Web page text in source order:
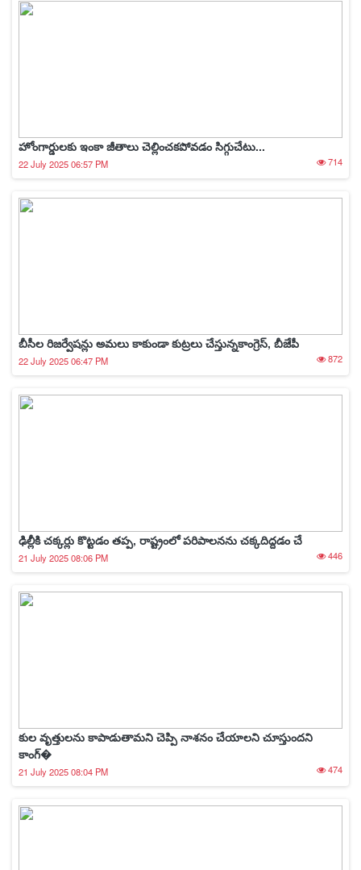
హోంగార్డుల‌కు ఇంకా జీతాలు చెల్లించ‌క‌పోవ‌డం సిగ్గుచేటు...
22 July 2025 06:57 PM 714
బీసీల రిజర్వేషన్లు అమలు కాకుండా కుట్రలు చేస్తున్నకాంగ్రెస్, బీజేపీ
22 July 2025 06:47 PM 872
ఢిల్లీకి చక్కర్లు కొట్టడం తప్ప, రాష్ట్రంలో పరిపాలనను చక్కదిద్దడం చే
21 July 2025 08:06 PM 446
కుల వృత్తులను కాపాడుతామని చెప్పి నాశ‌నం చేయాల‌ని చూస్తుంద‌ని
కాంగ్�
21 July 2025 08:04 PM 474